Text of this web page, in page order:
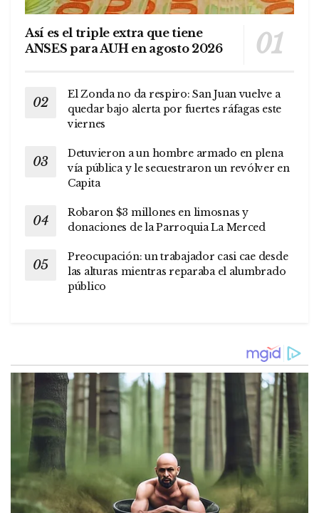
Así es el triple extra que tiene
ANSES para AUH en agosto 2026
El Zonda no da respiro: San Juan vuelve a
quedar bajo alerta por fuertes ráfagas este
viernes
Detuvieron a un hombre armado en plena
vía pública y le secuestraron un revólver en
Capita
Robaron $3 millones en limosnas y
donaciones de la Parroquia La Merced
Preocupación: un trabajador casi cae desde
las alturas mientras reparaba el alumbrado
público